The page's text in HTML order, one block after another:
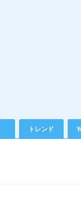
トレンド